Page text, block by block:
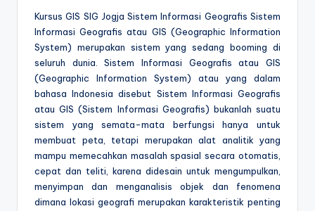
Kursus GIS SIG Jogja Sistem Informasi Geografis Sistem
Informasi Geografis atau GIS (Geographic Information
System) merupakan sistem yang sedang booming di
seluruh dunia. Sistem Informasi Geografis atau GIS
(Geographic Information System) atau yang dalam
bahasa Indonesia disebut Sistem Informasi Geografis
atau GIS (Sistem Informasi Geografis) bukanlah suatu
sistem yang semata-mata berfungsi hanya untuk
membuat peta, tetapi merupakan alat analitik yang
mampu memecahkan masalah spasial secara otomatis,
cepat dan teliti, karena didesain untuk mengumpulkan,
menyimpan dan menganalisis objek dan fenomena
dimana lokasi geografi merupakan karakteristik penting